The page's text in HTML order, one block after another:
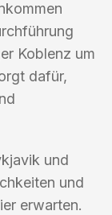
Koblenz um
dafür,
und
und
erwarten.